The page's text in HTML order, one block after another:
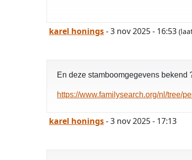
karel honings- 3 nov 2025 - 16:53
En deze stamboomgegevens
https://www.familysearch.org/nl/tree/
karel honings- 3 nov 2025 - 17:13